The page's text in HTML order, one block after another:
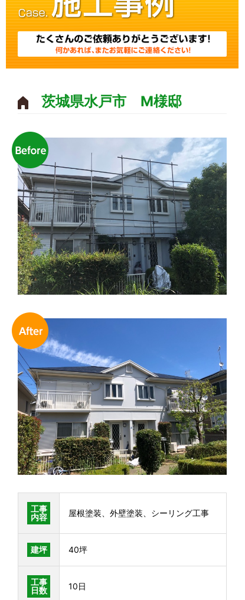
茨城県水戸市 M様邸
工事
内容
屋根塗装、外壁塗装、シーリング工事
建坪 40坪
工事
日数
10日